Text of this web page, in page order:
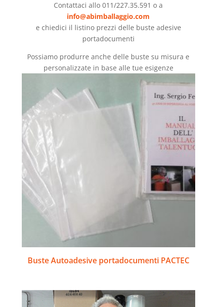
Contattaci allo 011/227.35.591 o a
info@abimballaggio.com
e chiedici il listino prezzi delle buste adesive
portadocumenti
Possiamo produrre anche delle buste su misura e
personalizzate in base alle tue esigenze
Buste Autoadesive portadocumenti PACTEC